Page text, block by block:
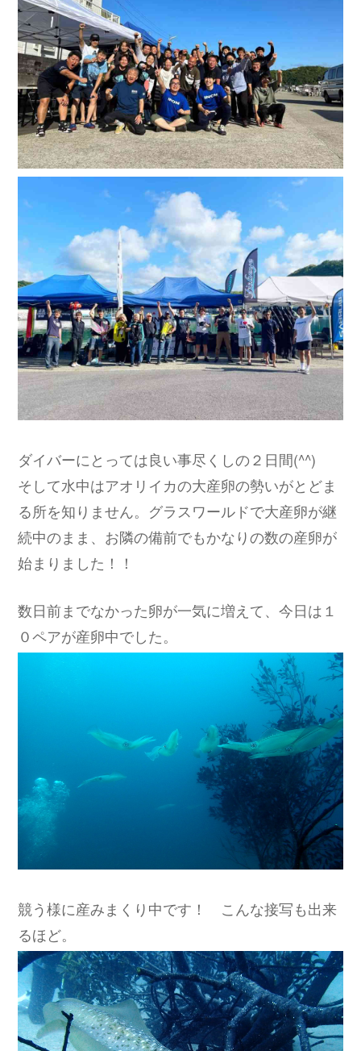
ダイバーにとっては良い事尽くしの２日間(^^)
そして水中はアオリイカの大産卵の勢いがとどま
る所を知りません。グラスワールドで大産卵が継
続中のまま、お隣の備前でもかなりの数の産卵が
始まりました！！
数日前までなかった卵が一気に増えて、今日は１
０ペアが産卵中でした。
競う様に産みまくり中です！ こんな接写も出来
るほど。